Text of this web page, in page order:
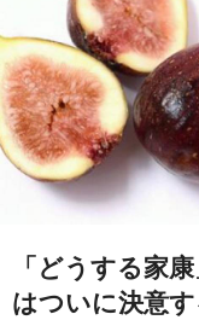
「どうする家
はついに決意